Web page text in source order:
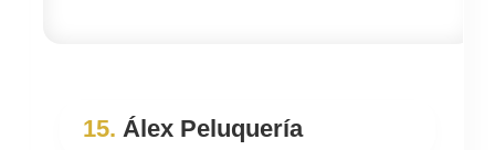
15. Álex Peluquería